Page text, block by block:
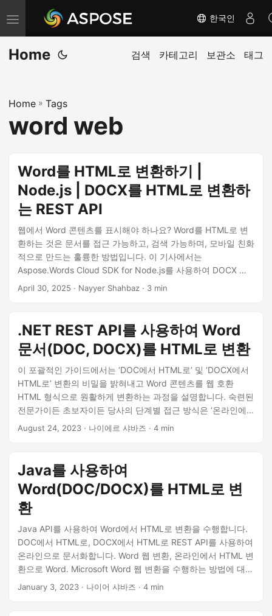
내
비
게
전
환
한국인
Home 검색 카테고리 보관소 태그
Home » Tags
word web
Word를 HTML로 변환하기 |
Node.js | DOCX를 HTML로 변환하
는 REST API
웹에서 Word 콘텐츠를 표시해야 하나요? Word를 HTML로 변
환하는 것은 문서를 접근 가능하고, 검색 가능하며, 모바일 친화
적으로 만드는 훌륭한 방법입니다. 이 기사에서는
Aspose.Words Cloud SDK for Node.js를 사용하여 DOCX 또
는 DOC 파일을 깔끔하고 반응형 HTML로 변환하는 방법을 보
April 30, 2025 · Nayyer Shahbaz · 3 min
.NET REST API를 사용하여 Word
문서(DOC, DOCX)를 HTML로 변환
이 포괄적인 가이드에서는 ‘DOC에서 HTML로’ 및 ‘DOCX에서
HTML로’ 변환의 비밀을 밝혀내고 Word 콘텐츠를 웹 호환
HTML 형식으로 원활하게 변환하는 과정을 설명합니다. 숙련된
전문가이든 초보자이든 당사의 단계별 접근 방식은 ‘온라인에
서 Word를 HTML로 변환’하는 복잡한 과정을 안내해 드립니다.
August 24, 2023 · 나이에르 샤바즈 · 4 min
Java를 사용하여
Word(DOC/DOCX)를 HTML로 변
환
Java API를 사용하여 Word에서 HTML로 변환을 수행합니다.
DOC에서 HTML로, DOCX에서 HTML로 REST API를 사용하여
온라인으로 문서화합니다. Word 웹 변환, 온라인에서 HTML 변
환으로 Word. Microsoft Word 웹 변환을 수행하는 방법에 대한
단계별 가이드.
January 3, 2023 · 나이어 샤바즈 · 4 min